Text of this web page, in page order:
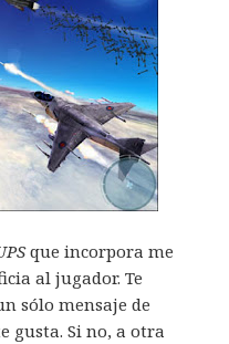
que incorpora me
al jugador. Te
sólo mensaje de
gusta. Si no, a otra